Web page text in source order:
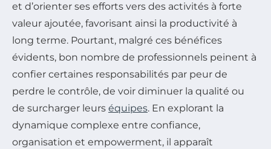
et d’orienter ses efforts vers des activités à forte
valeur ajoutée, favorisant ainsi la productivité à
long terme. Pourtant, malgré ces bénéfices
évidents, bon nombre de professionnels peinent à
confier certaines responsabilités par peur de
perdre le contrôle, de voir diminuer la qualité ou
de surcharger leurs équipes. En explorant la
dynamique complexe entre confiance,
organisation et empowerment, il apparaît